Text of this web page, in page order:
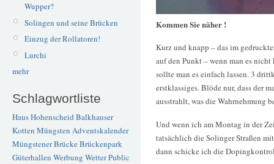
Wupper?
Solingen und seine Brücken
Einzug der Rollatoren!
Lurchi
mehr
Schlagwortliste
Haus Hohenscheid Balkhauser
Kotten Müngsten Adventskalender
Müngstener BrückeBrückenpark
Güterhallen Werbung WetterPublic
Kommen Sie näher !
Kurz und knapp – das im
auf den Punkt – wenn man es
sollte man es einfach lassen. 3
erstklassiges. Blöde nur, dass der
ausstrahlt, was die Wahrnehmung
Und wenn ich am Montag in der
tatsächlich die Solinger Straßen
dann schicke ich die